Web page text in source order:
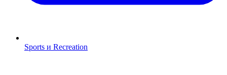
Sports и Recreation